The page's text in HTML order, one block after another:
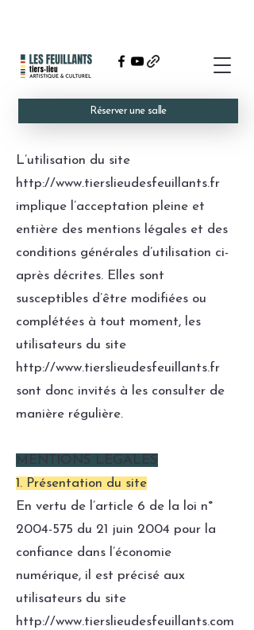
Réserver une salle
L’utilisation du site
http://www.tierslieudesfeuillants.fr
implique l’acceptation pleine et
entière des mentions légales et des
conditions générales d’utilisation ci-
après décrites. Elles sont
susceptibles d’être modifiées ou
complétées à tout moment, les
utilisateurs du site
http://www.tierslieudesfeuillants.fr
sont donc invités à les consulter de
manière régulière.
MENTIONS LEGALES
1. Présentation du site
En vertu de l’article 6 de la loi n°
2004-575 du 21 juin 2004 pour la
confiance dans l’économie
numérique, il est précisé aux
utilisateurs du site
http://www.tierslieudesfeuillants.com